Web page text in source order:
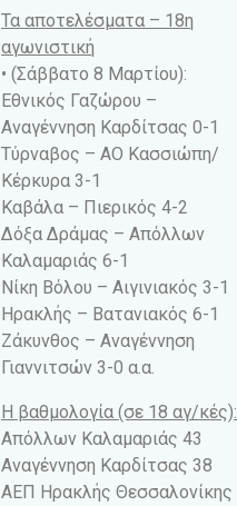
Τα αποτελέσματα – 18η
αγωνιστική
• (Σάββατο 8 Μαρτίου):
Εθνικός Γαζώρου –
Αναγέννηση Καρδίτσας 0-1
Τύρναβος – ΑΟ Κασσιώπη/
Κέρκυρα 3-1
Καβάλα – Πιερικός 4-2
Δόξα Δράμας – Απόλλων
Καλαμαριάς 6-1
Νίκη Βόλου – Αιγινιακός 3-1
Ηρακλής – Βατανιακός 6-1
Ζάκυνθος – Αναγέννηση
Γιαννιτσών 3-0 α.α.
Η βαθμολογία (σε 18 αγ/κές):
Απόλλων Καλαμαριάς 43
Αναγέννηση Καρδίτσας 38
ΑΕΠ Ηρακλής Θεσσαλονίκης